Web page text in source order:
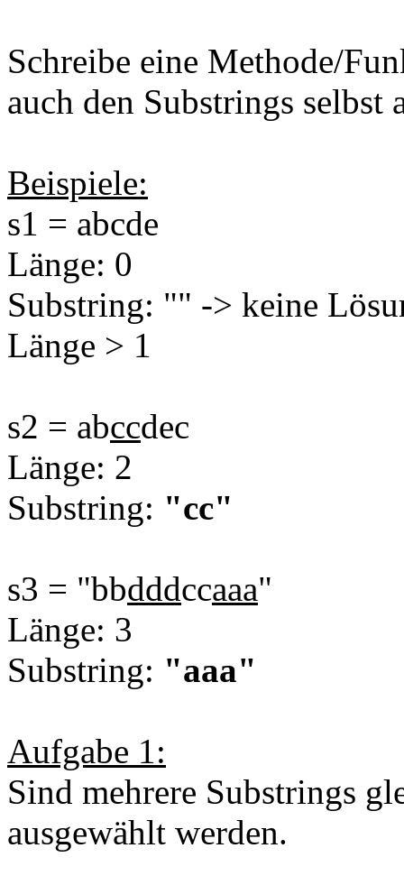
Schreibe eine Methode/
auch den Substrings
Beispiele:
s1 = abcde
Länge: 0
Substring: "" -> keine
Länge > 1
s2 = abccdec
Länge: 2
Substring: "cc"
s3 = "bbdddccaaa"
Länge: 3
Substring: "aaa"
Aufgabe 1:
Sind mehrere Substrings
ausgewählt werden.